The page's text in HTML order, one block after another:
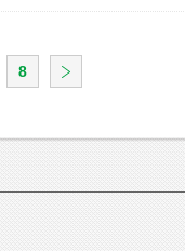
8